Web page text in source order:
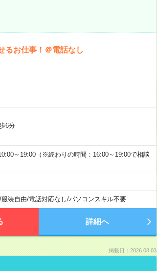
るお仕事！＠電話なし
6分
～19:00（※終わりの時間：16:00～19:00で相談
/服装自由/電話対応なし/パソコンスキル不要
詳細へ
掲載日：2026.08.03